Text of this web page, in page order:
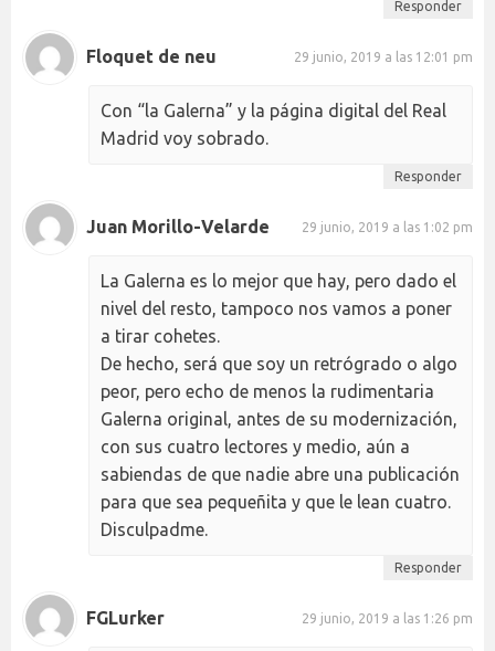
Responder
Floquet de neu 29 junio, 2019 a las 12:01 pm
Con “la Galerna” y la página digital del Real
Madrid voy sobrado.
Responder
Juan Morillo-Velarde 29 junio, 2019 a las 1:02 pm
La Galerna es lo mejor que hay, pero dado el
nivel del resto, tampoco nos vamos a poner
a tirar cohetes.
De hecho, será que soy un retrógrado o algo
peor, pero echo de menos la rudimentaria
Galerna original, antes de su modernización,
con sus cuatro lectores y medio, aún a
sabiendas de que nadie abre una publicación
para que sea pequeñita y que le lean cuatro.
Disculpadme.
Responder
FGLurker 29 junio, 2019 a las 1:26 pm